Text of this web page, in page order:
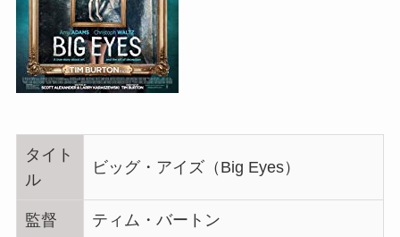
タイト
ル
ビッグ・アイズ（Big Eyes）
監督 ティム・バートン